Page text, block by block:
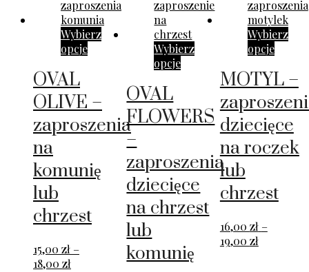
Wybierz
opcje
OVAL
OLIVE –
zaproszenia
na
komunię
lub
chrzest
15,00 zł –
18,00 złZakres
Wybierz
opcje
OVAL
FLOWERS
–
zaproszenia
dziecięce
na chrzest
lub
komunię
Wybierz
opcje
MOTYL –
dziecięce
na roczek
lub
chrzest
16,00 zł –
19,00 złZakres